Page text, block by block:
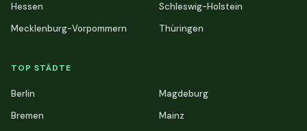
Hessen
Mecklenburg-Vorpommern
Schleswig-Holstein
Thüringen
TOP STÄDTE
Berlin
Bremen
Magdeburg
Mainz